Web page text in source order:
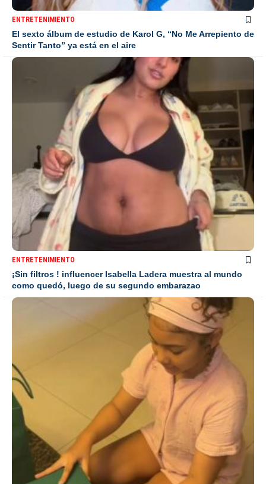
ENTRETENIMIENTO
El sexto álbum de estudio de Karol G, “No Me Arrepiento de
Sentir Tanto” ya está en el aire
ENTRETENIMIENTO
¡Sin filtros ! influencer Isabella Ladera muestra al mundo
como quedó, luego de su segundo embarazao